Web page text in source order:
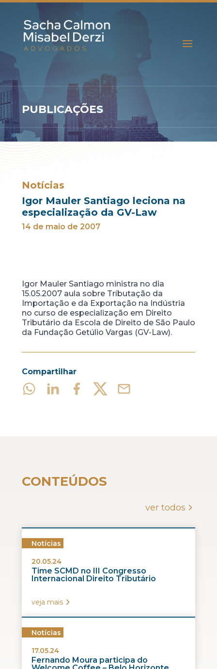
PUBLICAÇÕES
Notícias
Igor Mauler Santiago leciona na
especialização da GV-Law
14 de maio de 2007
Igor Mauler Santiago ministra no dia
15.05.2007 aula sobre Tríbutação da
Importação e da Exportação na Indústria
no curso de especialização em Direito
Tributário da Escola de Direito de São Paulo
da Fundação Getúlio Vargas (GV-Law).
Compartilhar
CONTEÚDOS
ver todos
Notícias
20.05.24
Time SCMD no III Congresso
Internacional Direito Tributário
veja mais
Notícias
17.05.24
Fernando Moura participa do